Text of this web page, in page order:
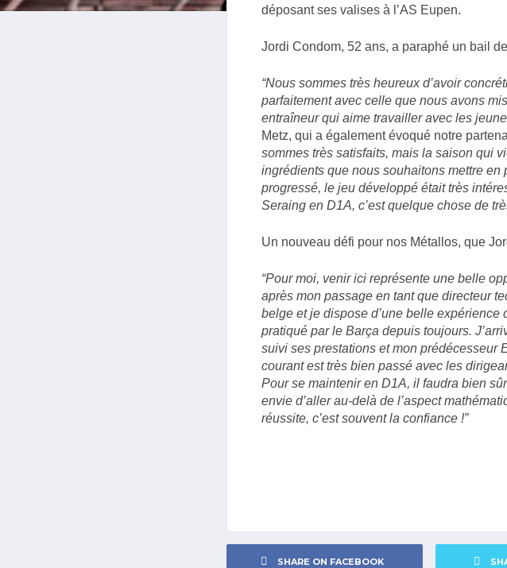
déposant ses valises à l’AS Eupen.
Jordi Condom, 52 ans, a paraphé un bail
“Nous sommes très heureux d’avoir
parfaitement avec celle que nous avons
entraîneur qui aime travailler avec les
Metz, qui a également évoqué notre
sommes très satisfaits, mais la saison qui
ingrédients que nous souhaitons mettre
progressé, le jeu développé était très
Seraing en D1A, c’est quelque chose de
Un nouveau défi pour nos Métallos, que
“Pour moi, venir ici représente une belle
après mon passage en tant que directeur
belge et je dispose d’une belle
pratiqué par le Barça depuis toujours.
suivi ses prestations et mon prédécesseur
courant est très bien passé avec les
Pour se maintenir en D1A, il faudra bien
envie d’aller au-delà de l’aspect
réussite, c’est souvent la confiance !”
SHARE ON FACEBOOK